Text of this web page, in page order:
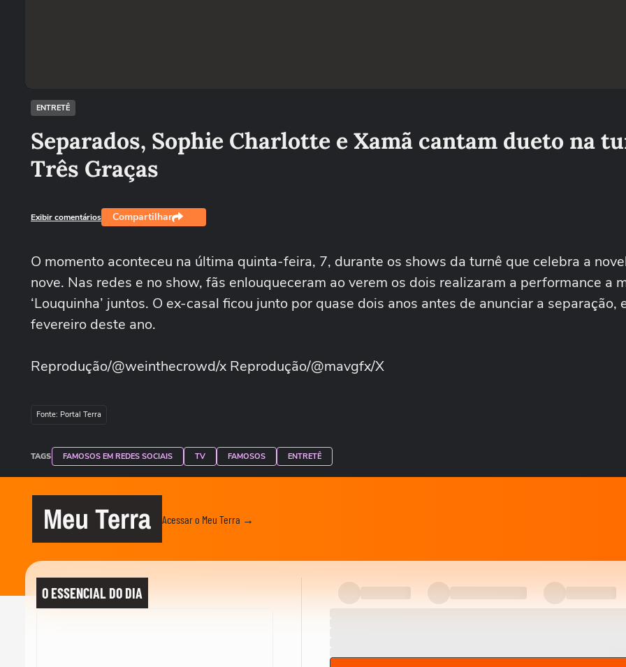
ENTRETÊ
Separados, Sophie Charlotte e Xamã cantam dueto na
Três Graças
Exibir comentários Compartilhar
O momento aconteceu na última quinta-feira, 7, durante os shows da turnê que celebra a
nove. Nas redes e no show, fãs enlouqueceram ao verem os dois realizaram a performance a
‘Louquinha’ juntos. O ex-casal ficou junto por quase dois anos antes de anunciar a separação,
fevereiro deste ano.
Reprodução/@weinthecrowd/x Reprodução/@mavgfx/X
Fonte: Portal Terra
TAGS FAMOSOS EM REDES SOCIAIS TV FAMOSOS ENTRETÊ
Meu Terra Acessar o Meu Terra →
O ESSENCIAL DO DIA